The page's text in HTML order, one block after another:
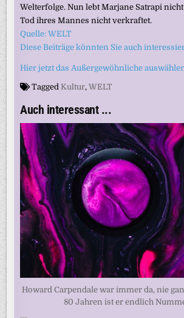
Welterfolge. Nun lebt Marjane Satrapi
Tod ihres Mannes nicht verkraftet.
Quelle: WELT
Diese Beiträge könnten Sie auch
Hier jetzt das Außergewöhnliche
Tagged Kultur,WELT
Auch interessant ...
Howard Carpendale war immer da, nie
80 Jahren ist er endlich